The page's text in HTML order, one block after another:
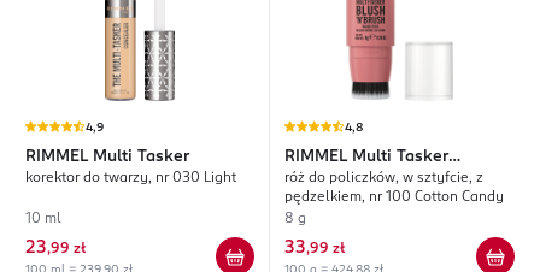
4,9
RIMMEL Multi Tasker
korektor do twarzy, nr 030 Light
10 ml
23,99 zł
100 ml = 239,90 zł
4,8
RIMMEL Multi Tasker
Blush'N'Brush
róż do policzków, w sztyfcie, z
pędzelkiem, nr 100 Cotton Candy
8 g
33,99 zł
100 g = 424,88 zł